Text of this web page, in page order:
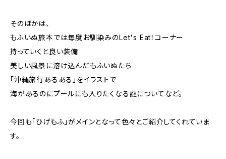
そのほかは、
もふいぬ旅本では毎度お馴染みのLet's Eat！コーナー
持っていくと良い装備
美しい風景に溶け込んだもふいぬたち
「沖縄旅行あるある」をイラストで
海があるのにプールにも入りたくなる謎についてなど。
今回も「ひげもふ」がメインとなって色々とご紹介してくれていま
す。